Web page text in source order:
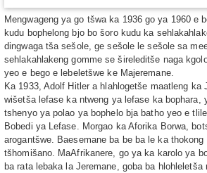
Mengwageng ya go tšwa ka 1936 go ya 1960 e
kudu bophelong bjo bo šoro kudu ka
dingwaga tša sešole, ge sešole le sešole sa
sehlakahlakeng gomme se šireleditše naga
yeo e bego e lebeletšwe ke Majeremane.
Ka 1933, Adolf Hitler a hlahlogetše maatleng ka
wišetša lefase ka ntweng ya lefase ka bophara,
tshenyo ya polao ya bophelo bja batho yeo e
Bobedi ya Lefase. Morgao ka Aforika Borwa,
arogantšwe. Baesemane ba be ba le ka
tšhomišano. MaAfrikanere, go ya ka karolo ya
ba rata lebaka la Jeremane, goba ba hlohleletša